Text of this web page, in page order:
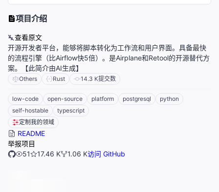
项目介绍
查看原文
开源开发者平台，能够将脚本转化为工作流和用户界面。具备最快
的流程引擎（比Airflow快5倍）。是Airplane和Retool的开源替代方
案。【此简介由AI生成】
Others Rust 14.3 K提交数
low-code open-source platform postgresql
python
self-hostable
typescript
定制我的领域
README
举报项目
51
17.46 K 1.06 K访问 GitHub